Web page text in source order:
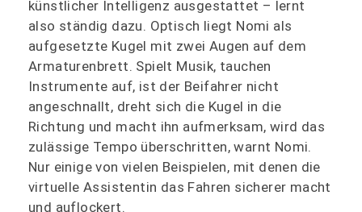
künstlicher Intelligenz ausgestattet – lernt
also ständig dazu. Optisch liegt Nomi als
aufgesetzte Kugel mit zwei Augen auf dem
Armaturenbrett. Spielt Musik, tauchen
Instrumente auf, ist der Beifahrer nicht
angeschnallt, dreht sich die Kugel in die
Richtung und macht ihn aufmerksam, wird das
zulässige Tempo überschritten, warnt Nomi.
Nur einige von vielen Beispielen, mit denen die
virtuelle Assistentin das Fahren sicherer macht
und auflockert.